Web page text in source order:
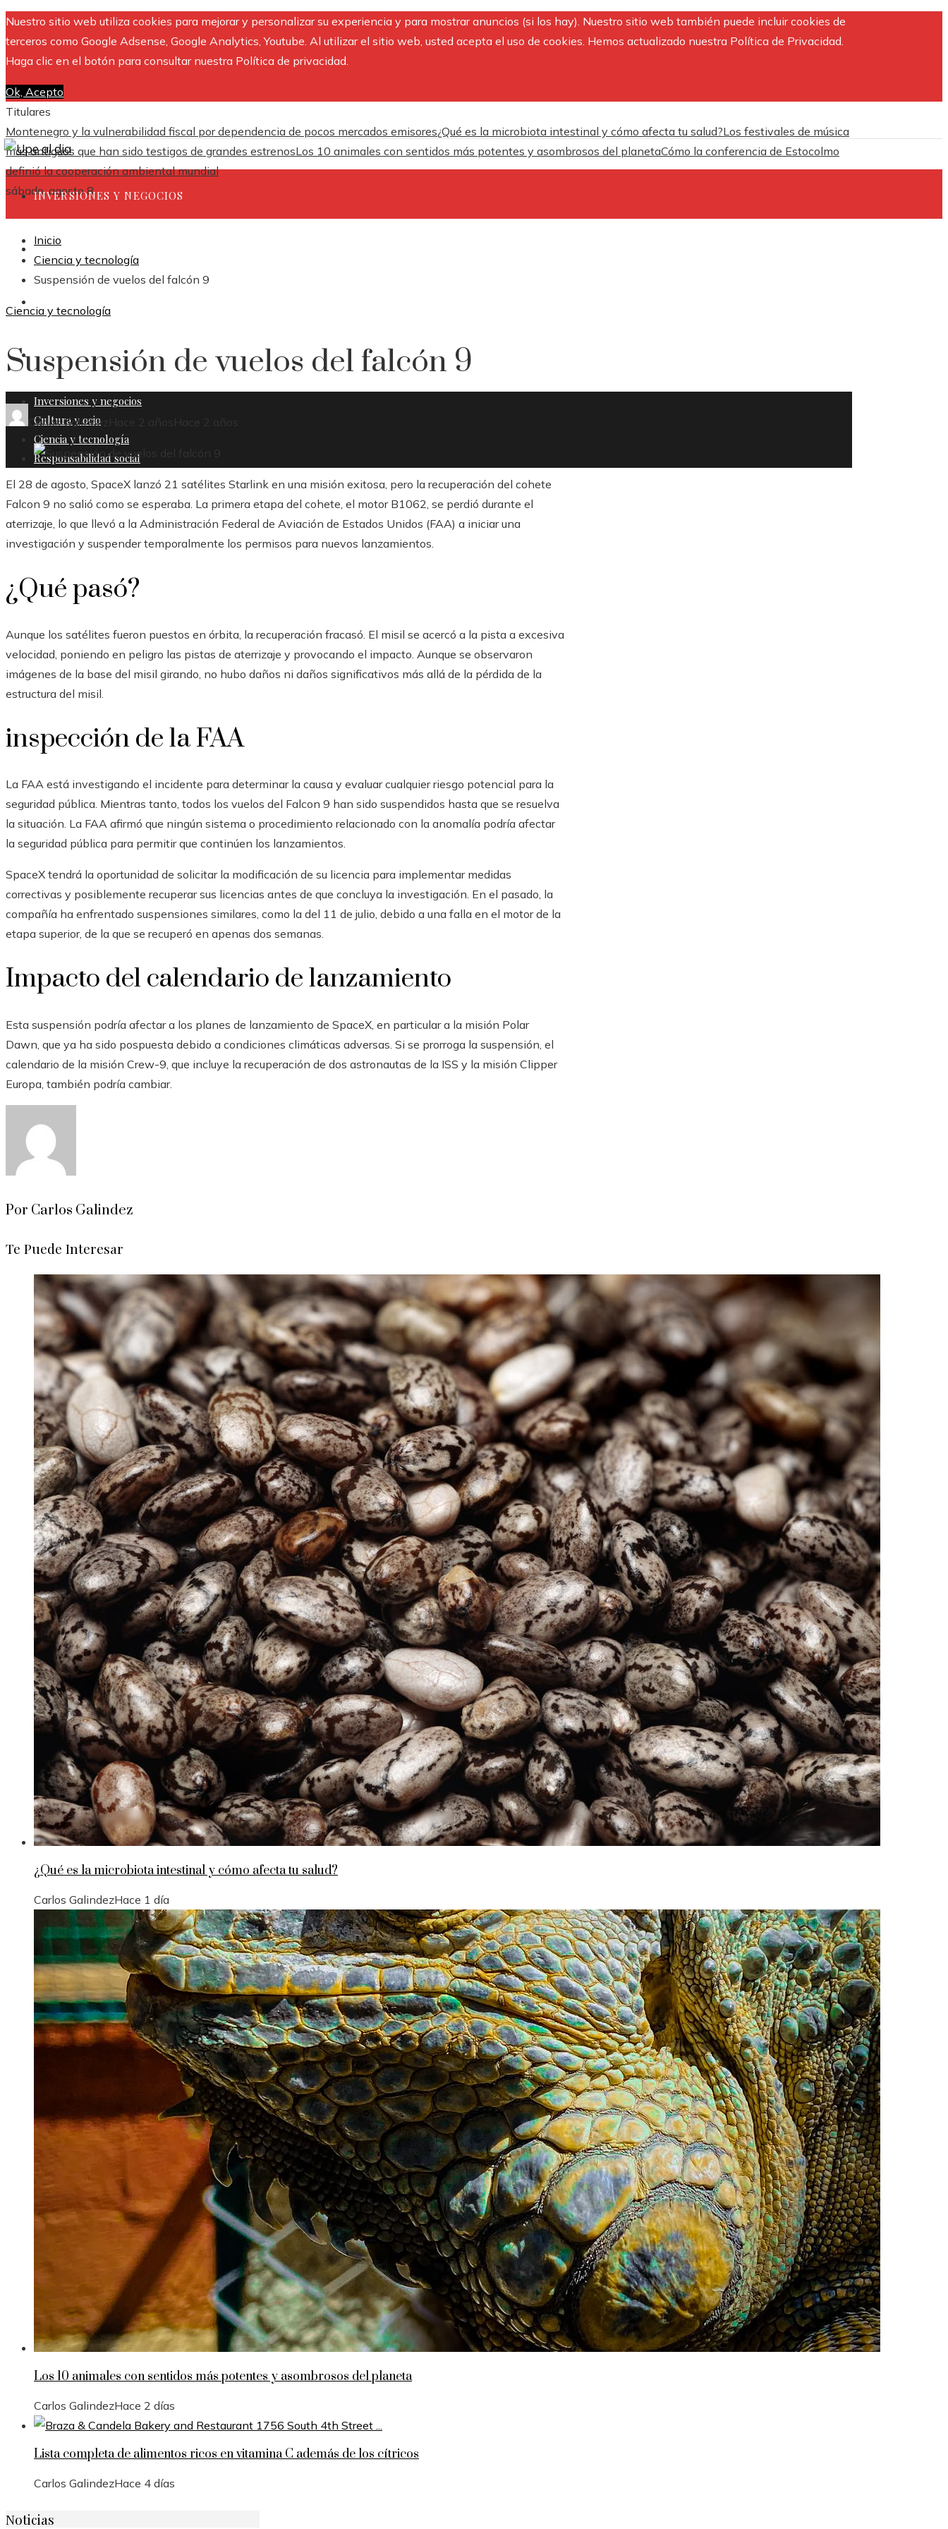
Nuestro sitio web utiliza cookies para mejorar y personalizar su experiencia y para mostrar anuncios (si los hay). Nuestro sitio web también puede incluir cookies de
terceros como Google Adsense, Google Analytics, Youtube. Al utilizar el sitio web, usted acepta el uso de cookies. Hemos actualizado nuestra Política de Privacidad.
Haga clic en el botón para consultar nuestra Política de privacidad.
Ok, Acepto
Titulares
Montenegro y la vulnerabilidad fiscal por dependencia de pocos mercados emisores¿Qué es la microbiota intestinal y cómo afecta tu salud?Los festivales de música
más antiguos que han sido testigos de grandes estrenosLos 10 animales con sentidos más potentes y asombrosos del planetaCómo la conferencia de Estocolmo
definió la cooperación ambiental mundial
sábado, agosto 8
INVERSIONES Y NEGOCIOS
CULTURA Y OCIO
RESPONSABILIDAD SOCIAL
Inversiones y negocios
Cultura y ocio
Ciencia y tecnología
Responsabilidad social
Inicio
Ciencia y tecnología
Suspensión de vuelos del falcón 9
Ciencia y tecnología
Suspensión de vuelos del falcón 9
Carlos Galindez Hace 2 años Hace 2 años
El 28 de agosto, SpaceX lanzó 21 satélites Starlink en una misión exitosa, pero la recuperación del cohete
Falcon 9 no salió como se esperaba. La primera etapa del cohete, el motor B1062, se perdió durante el
aterrizaje, lo que llevó a la Administración Federal de Aviación de Estados Unidos (FAA) a iniciar una
investigación y suspender temporalmente los permisos para nuevos lanzamientos.
¿Qué pasó?
Aunque los satélites fueron puestos en órbita, la recuperación fracasó. El misil se acercó a la pista a excesiva
velocidad, poniendo en peligro las pistas de aterrizaje y provocando el impacto. Aunque se observaron
imágenes de la base del misil girando, no hubo daños ni daños significativos más allá de la pérdida de la
estructura del misil.
inspección de la FAA
La FAA está investigando el incidente para determinar la causa y evaluar cualquier riesgo potencial para la
seguridad pública. Mientras tanto, todos los vuelos del Falcon 9 han sido suspendidos hasta que se resuelva
la situación. La FAA afirmó que ningún sistema o procedimiento relacionado con la anomalía podría afectar
la seguridad pública para permitir que continúen los lanzamientos.
SpaceX tendrá la oportunidad de solicitar la modificación de su licencia para implementar medidas
correctivas y posiblemente recuperar sus licencias antes de que concluya la investigación. En el pasado, la
compañía ha enfrentado suspensiones similares, como la del 11 de julio, debido a una falla en el motor de la
etapa superior, de la que se recuperó en apenas dos semanas.
Impacto del calendario de lanzamiento
Esta suspensión podría afectar a los planes de lanzamiento de SpaceX, en particular a la misión Polar
Dawn, que ya ha sido pospuesta debido a condiciones climáticas adversas. Si se prorroga la suspensión, el
calendario de la misión Crew-9, que incluye la recuperación de dos astronautas de la ISS y la misión Clipper
Europa, también podría cambiar.
Por Carlos Galindez
Te Puede Interesar
¿Qué es la microbiota intestinal y cómo afecta tu salud?
Carlos GalindezHace 1 día
Los 10 animales con sentidos más potentes y asombrosos del planeta
Carlos GalindezHace 2 días
Lista completa de alimentos ricos en vitamina C además de los cítricos
Carlos GalindezHace 4 días
Noticias